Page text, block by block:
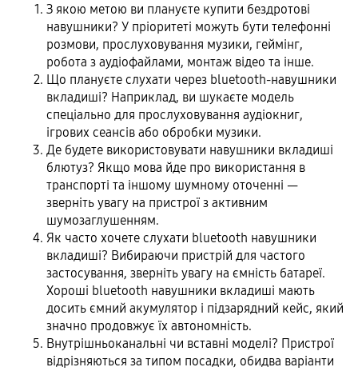
З якою метою ви плануєте купити бездротові
навушники? У пріоритеті можуть бути телефонні
розмови, прослуховування музики, геймінг,
робота з аудіофайлами, монтаж відео та інше.
Що плануєте слухати через bluetooth-навушники
вкладиші? Наприклад, ви шукаєте модель
спеціально для прослуховування аудіокниг,
ігрових сеансів або обробки музики.
Де будете використовувати навушники вкладиші
блютуз? Якщо мова йде про використання в
транспорті та іншому шумному оточенні —
зверніть увагу на пристрої з активним
шумозаглушенням.
Як часто хочете слухати bluetooth навушники
вкладиші? Вибираючи пристрій для частого
застосування, зверніть увагу на ємність батареї.
Хороші bluetooth навушники вкладиші мають
досить ємний акумулятор і підзарядний кейс, який
значно продовжує їх автономність.
Внутрішньоканальні чи вставні моделі? Пристрої
відрізняються за типом посадки, обидва варіанти